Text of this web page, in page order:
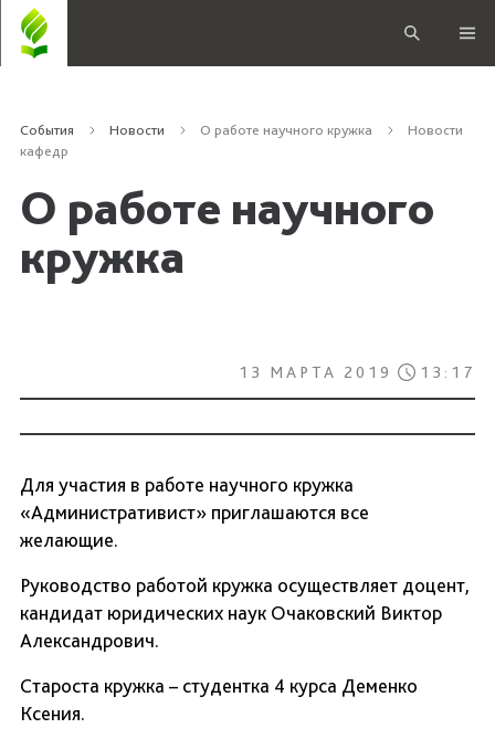
События Новости О работе научного кружка
Новости
кафедр
О работе научного
кружка
13 МАРТА 2019 13:17
Для участия в работе научного кружка
«Административист» приглашаются все
желающие.
Руководство работой кружка осуществляет доцент,
кандидат юридических наук Очаковский Виктор
Александрович.
Староста кружка – студентка 4 курса Деменко
Ксения.